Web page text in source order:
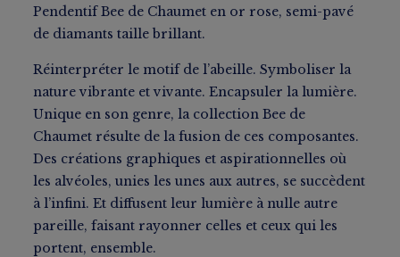
Pendentif Bee de Chaumet en or rose, semi-pavé
de diamants taille brillant.
Réinterpréter le motif de l’abeille. Symboliser la
nature vibrante et vivante. Encapsuler la lumière.
Unique en son genre, la collection Bee de
Chaumet résulte de la fusion de ces composantes.
Des créations graphiques et aspirationnelles où
les alvéoles, unies les unes aux autres, se succèdent
à l’infini. Et diffusent leur lumière à nulle autre
pareille, faisant rayonner celles et ceux qui les
portent, ensemble.